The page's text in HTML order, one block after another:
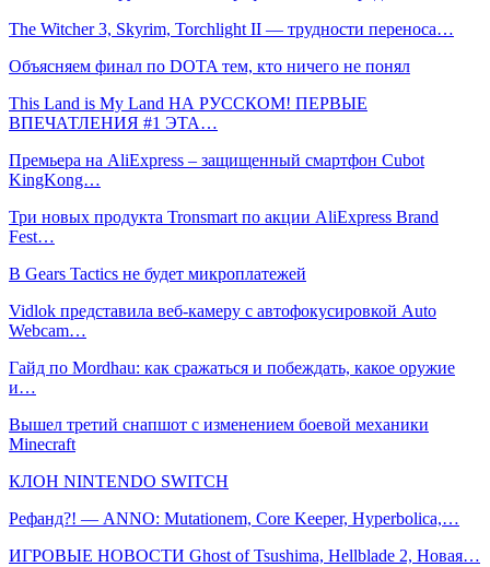
The Witcher 3, Skyrim, Torchlight II — трудности переноса…
Объясняем финал по DOTA тем, кто ничего не понял
This Land is My Land НА РУССКОМ! ПЕРВЫЕ
ВПЕЧАТЛЕНИЯ #1 ЭТА…
Премьера на AliExpress – защищенный смартфон Cubot
KingKong…
Три новых продукта Tronsmart по акции AliExpress Brand
Fest…
В Gears Tactics не будет микроплатежей
Vidlok представила веб-камеру с автофокусировкой Auto
Webcam…
Гайд по Mordhau: как сражаться и побеждать, какое оружие
и…
Вышел третий снапшот с изменением боевой механики
Minecraft
КЛОН NINTENDO SWITCH
Рефанд?! — ANNO: Mutationem, Core Keeper, Hyperbolica,…
ИГРОВЫЕ НОВОСТИ Ghost of Tsushima, Hellblade 2, Новая…